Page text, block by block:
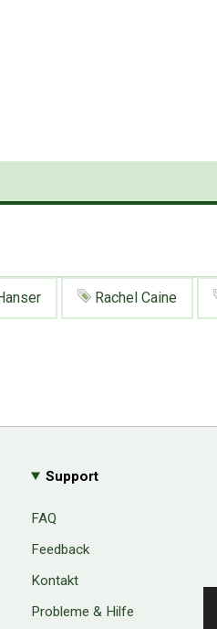
Rachel Caine
Support
FAQ
Feedback
Kontakt
Probleme & Hilfe